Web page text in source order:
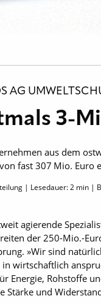
AG
3-
aus dem
fast 307 Mio. Euro
| Lesedauer:2 min |
agierende
der 250-Mio.-
»Wir sind
in wirtschaftlich
Energie, Rohstoffe
Stärke und